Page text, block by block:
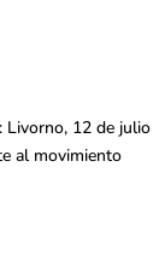
Livorno, 12 de julio
al movimiento